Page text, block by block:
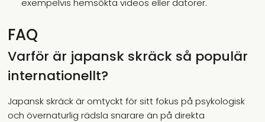
exempelvis hemsökta videos eller datorer.
FAQ
Varför är japansk skräck så populär
internationellt?
Japansk skräck är omtyckt för sitt fokus på psykologisk
och övernaturlig rädsla snarare än på direkta